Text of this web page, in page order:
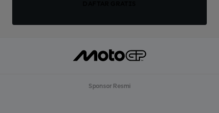
Sponsor Resmi